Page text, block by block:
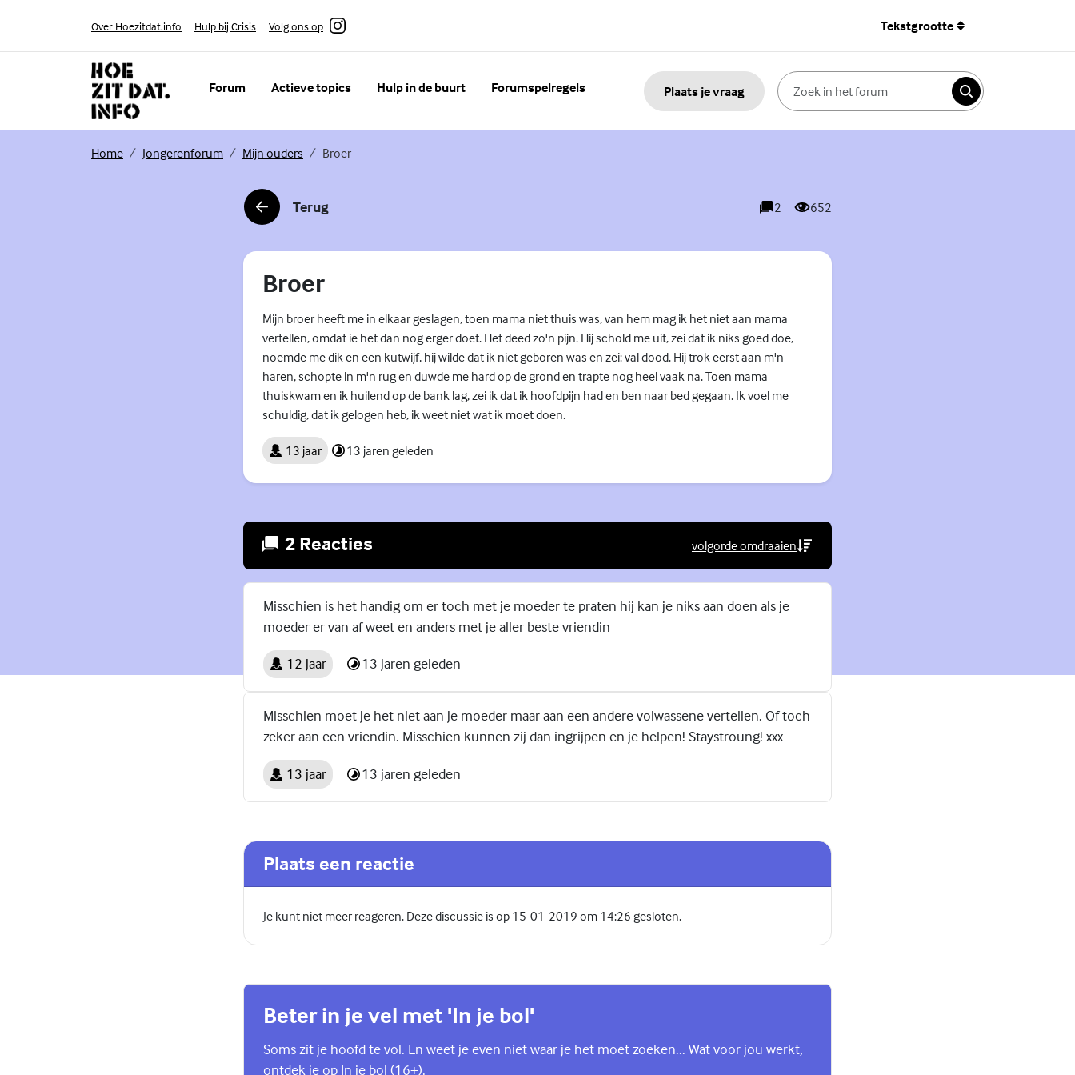
Over Hoezitdat.info Hulp bij Crisis Volg ons op
Instagram Tekstgrootte
Forum Actieve topics Hulp in de buurt Forumspelregels Plaats je vraag
Zoeken
Home(Externe link)
Jongerenforum(Externe link)
Mijn ouders (Externe link)
Broer
Terug
(Externe link) 2
reacties
652
weergaves
Broer
Mijn broer heeft me in elkaar geslagen, toen mama niet thuis was, van hem mag ik het niet aan mama
vertellen, omdat ie het dan nog erger doet. Het deed zo'n pijn. Hij schold me uit, zei dat ik niks goed doe,
noemde me dik en een kutwijf, hij wilde dat ik niet geboren was en zei: val dood. Hij trok eerst aan m'n
haren, schopte in m'n rug en duwde me hard op de grond en trapte nog heel vaak na. Toen mama
thuiskwam en ik huilend op de bank lag, zei ik dat ik hoofdpijn had en ben naar bed gegaan. Ik voel me
schuldig, dat ik gelogen heb, ik weet niet wat ik moet doen.
13 jaar 13 jaren geleden
2 Reacties volgorde omdraaien
(Externe link)
Misschien is het handig om er toch met je moeder te praten hij kan je niks aan doen als je
moeder er van af weet en anders met je aller beste vriendin
12 jaar 13 jaren geleden
Misschien moet je het niet aan je moeder maar aan een andere volwassene vertellen. Of toch
zeker aan een vriendin. Misschien kunnen zij dan ingrijpen en je helpen! Staystroung! xxx
13 jaar 13 jaren geleden
Plaats een reactie
Je kunt niet meer reageren. Deze discussie is op 15-01-2019 om 14:26 gesloten.
Beter in je vel met 'In je bol'
Soms zit je hoofd te vol. En weet je even niet waar je het moet zoeken... Wat voor jou werkt,
ontdek je op In je bol (16+).